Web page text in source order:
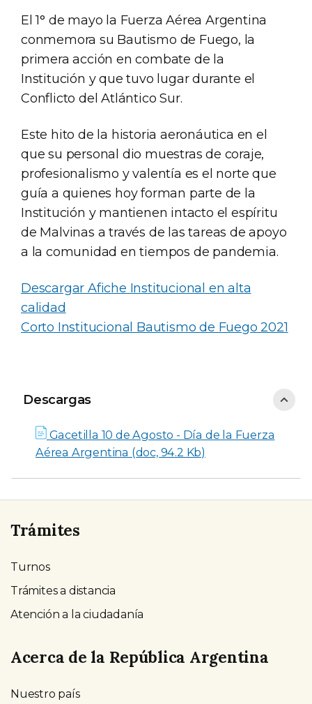
El 1° de mayo la Fuerza Aérea Argentina
conmemora su Bautismo de Fuego, la
primera acción en combate de la
Institución y que tuvo lugar durante el
Conflicto del Atlántico Sur.
Este hito de la historia aeronáutica en el
que su personal dio muestras de coraje,
profesionalismo y valentía es el norte que
guía a quienes hoy forman parte de la
Institución y mantienen intacto el espíritu
de Malvinas a través de las tareas de apoyo
a la comunidad en tiempos de pandemia.
Descargar Afiche Institucional en alta
calidad
Corto Institucional Bautismo de Fuego 2021
Descargas
Descargas
Gacetilla 10 de Agosto - Día de la Fuerza
Aérea Argentina (doc, 94.2 Kb)
Trámites
Turnos
Trámites a distancia
Atención a la ciudadanía
Acerca de la República Argentina
Nuestro país